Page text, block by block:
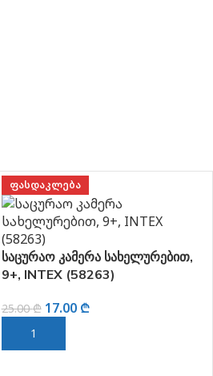
ᲤᲐᲡᲓᲐᲙᲚᲔᲑᲐ
საცურაო კამერა სახელურებით,
9+, INTEX (58263)
25.00₾ 17.00 ₾
ᲙᲐᲚᲐᲗᲐᲨᲘ ᲓᲐᲛᲐᲢᲔᲑᲐ